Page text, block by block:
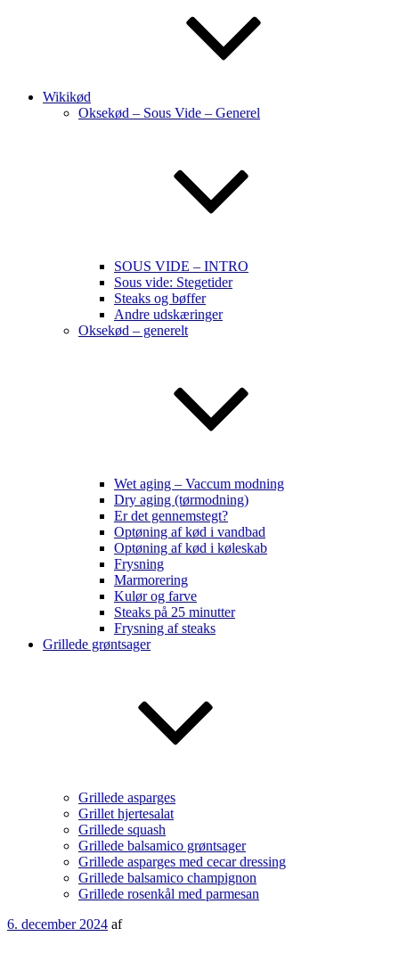
Wikikød
Oksekød – Sous Vide – Generel
SOUS VIDE – INTRO
Sous vide: Stegetider
Steaks og bøffer
Andre udskæringer
Oksekød – generelt
Wet aging – Vaccum modning
Dry aging (tørmodning)
Er det gennemstegt?
Optøning af kød i vandbad
Optøning af kød i køleskab
Frysning
Marmorering
Kulør og farve
Steaks på 25 minutter
Frysning af steaks
Grillede grøntsager
Grillede asparges
Grillet hjertesalat
Grillede squash
Grillede balsamico grøntsager
Grillede asparges med cecar dressing
Grillede balsamico champignon
Grillede rosenkål med parmesan
Udgivet
6. december 2024 af